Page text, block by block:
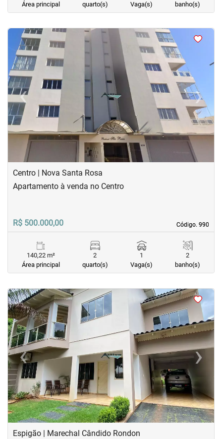
Área principal
quarto(s)
Vaga(s)
banho(s)
< <<
‹Previous ›Next
Centro | Nova Santa Rosa
Código. 990
Código. 990
Apartamento à venda no Centro
R$ 500.000,00
140,22 m²
Área principal
2
quarto(s)
1
Vaga(s)
2
banho(s)
<<<<
‹Previous ›Next
Espigão | Marechal Cândido Rondon